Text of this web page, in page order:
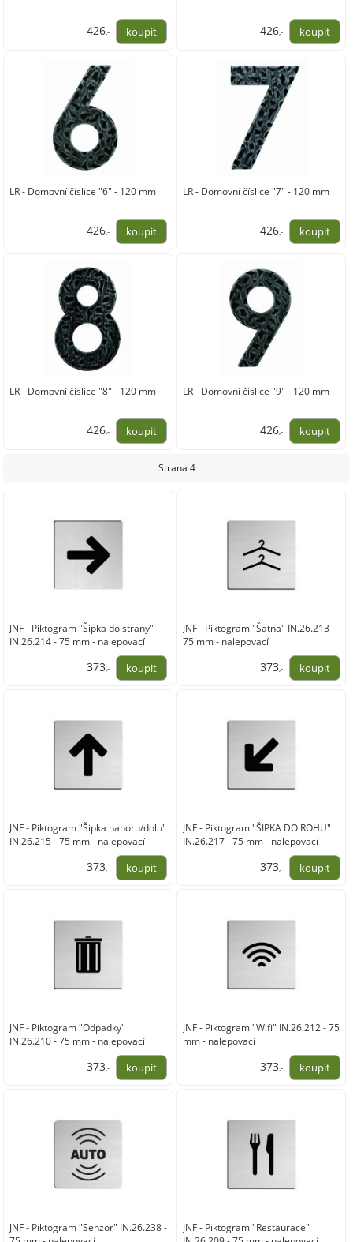
426,- 426,-
LR - Domovní číslice "6" - 120 mm
426,-
LR - Domovní číslice "7" - 120 mm
426,-
LR - Domovní číslice "8" - 120 mm
426,-
LR - Domovní číslice "9" - 120 mm
426,-
Strana 4
JNF - Piktogram "Šipka do strany"
IN.26.214 - 75 mm - nalepovací
373,-
JNF - Piktogram "Šatna" IN.26.213 -
75 mm - nalepovací
373,-
JNF - Piktogram "Šipka nahoru/dolu"
IN.26.215 - 75 mm - nalepovací
373,-
JNF - Piktogram "ŠIPKA DO ROHU"
IN.26.217 - 75 mm - nalepovací
373,-
JNF - Piktogram "Odpadky"
IN.26.210 - 75 mm - nalepovací
373,-
JNF - Piktogram "Wifi" IN.26.212 - 75
mm - nalepovací
373,-
JNF - Piktogram "Senzor" IN.26.238 -
JNF - Piktogram "Restaurace"